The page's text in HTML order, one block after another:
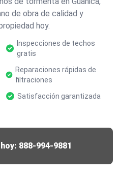
de obra de calidad y
hoy.
Inspecciones de techos
gratis
Reparaciones rápidas de
filtraciones
Satisfacción garantizada
888-994-9881